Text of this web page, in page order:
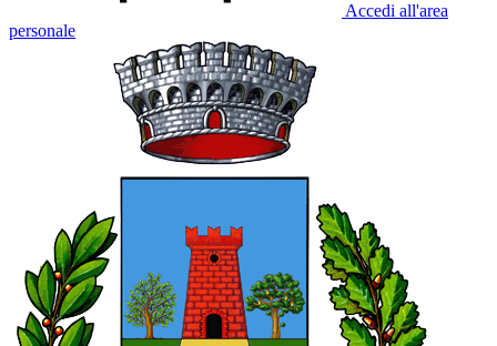
Accedi all'area
personale